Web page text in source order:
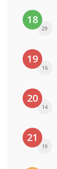
18
29
19
16
20
14
21
19